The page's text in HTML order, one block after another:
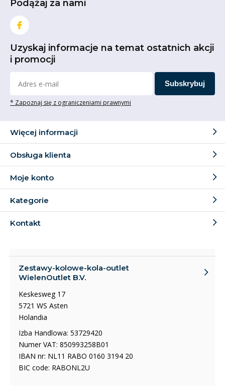
Podążaj za nami
Uzyskaj informacje na temat ostatnich akcji
i promocji
Subskrybuj
* Zapoznaj się z ograniczeniami prawnymi
Więcej informacji
Obsługa klienta
Moje konto
Kategorie
Kontakt
Zestawy-kolowe-kola-outlet
WielenOutlet B.V.
Keskesweg 17
5721 WS Asten
Holandia
Izba Handlowa: 53729420
Numer VAT: 850993258B01
IBAN nr: NL11 RABO 0160 3194 20
BIC code: RABONL2U